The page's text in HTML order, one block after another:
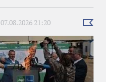
07.08.2026 21:20
Выбрать